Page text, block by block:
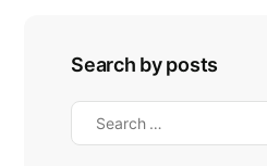
Search by posts